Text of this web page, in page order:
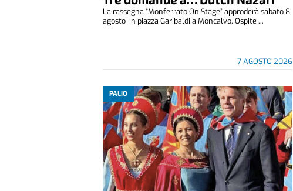
7 AGOSTO 2026
La rassegna “Monferrato On Stage” approderà sabato 8
agosto in piazza Garibaldi a Moncalvo. Ospite ...
PALIO